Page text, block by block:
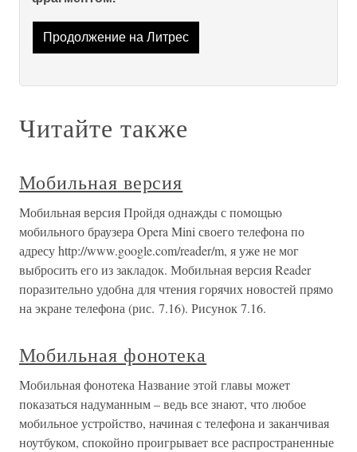
Продолжение на Литрес
Читайте также
Мобильная версия
Мобильная версия Пройдя однажды с помощью
мобильного браузера Opera Mini своего телефона по
адресу http://www.google.com/reader/m, я уже не мог
выбросить его из закладок. Мобильная версия Reader
поразительно удобна для чтения горячих новостей прямо
на экране телефона (рис. 7.16). Рисунок 7.16.
Мобильная фонотека
Мобильная фонотека Название этой главы может
показаться надуманным – ведь все знают, что любое
мобильное устройство, начиная с телефона и заканчивая
ноутбуком, спокойно проигрывает все распространенные